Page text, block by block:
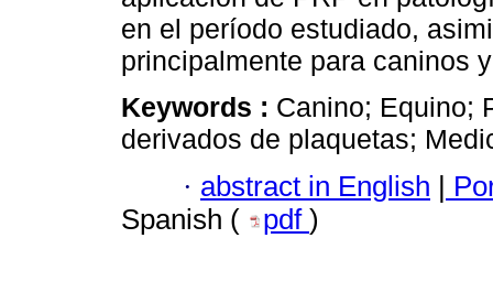
en el período estudiado,
principalmente para caninos
Keywords : Canino; Equino;
derivados de plaquetas;
· abstract in English |
Spanish (
pdf )